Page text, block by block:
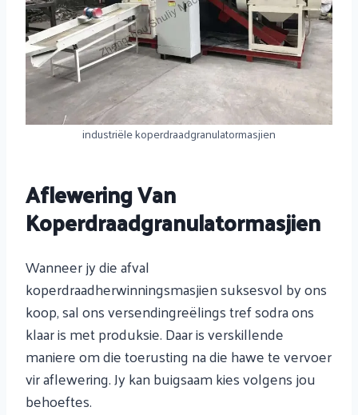
industriële koperdraadgranulatormasjien
Aflewering Van
Koperdraadgranulatormasjien
Wanneer jy die afval
koperdraadherwinningsmasjien suksesvol by ons
koop, sal ons versendingreëlings tref sodra ons
klaar is met produksie. Daar is verskillende
maniere om die toerusting na die hawe te vervoer
vir aflewering. Jy kan buigsaam kies volgens jou
behoeftes.